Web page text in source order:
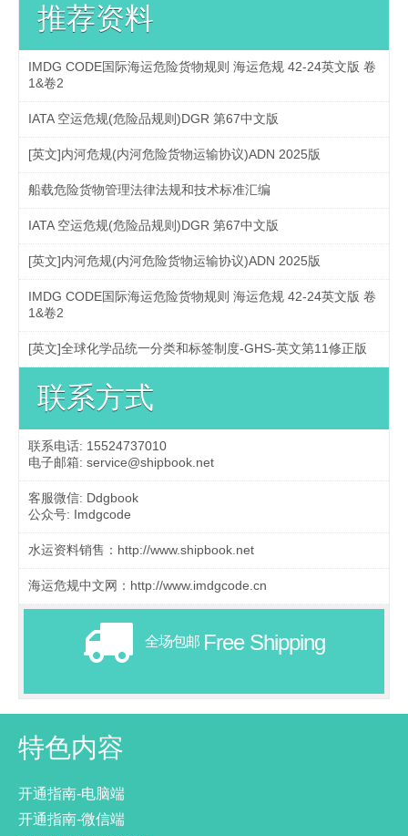
推荐资料
IMDG CODE国际海运危险货物规则 海运危规 42-24英文版 卷
1&卷2
IATA 空运危规(危险品规则)DGR 第67中文版
[英文]内河危规(内河危险货物运输协议)ADN 2025版
船载危险货物管理法律法规和技术标准汇编
IATA 空运危规(危险品规则)DGR 第67中文版
[英文]内河危规(内河危险货物运输协议)ADN 2025版
IMDG CODE国际海运危险货物规则 海运危规 42-24英文版 卷
1&卷2
[英文]全球化学品统一分类和标签制度-GHS-英文第11修正版
联系方式
联系电话: 15524737010
电子邮箱: service@shipbook.net
客服微信: Ddgbook
公众号: Imdgcode
水运资料销售：http://www.shipbook.net
海运危规中文网：http://www.imdgcode.cn
全场包邮 Free Shipping
特色内容
开通指南-电脑端
开通指南-微信端